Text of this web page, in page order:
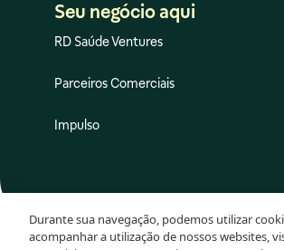
Seu negócio aqui
RD Saúde Ventures
Parceiros Comerciais
Impulso
Durante sua navegação, podemos utilizar
acompanhar a utilização de nossos websites,